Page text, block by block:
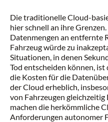
Die traditionelle Cloud-
hier schnell an ihre
Datenmengen an entfernte
Fahrzeug würde zu
Situationen, in denen
Tod entscheiden können,
die Kosten für die
der Cloud erheblich,
von Fahrzeugen
machen die herkömmliche
Anforderungen autonomer